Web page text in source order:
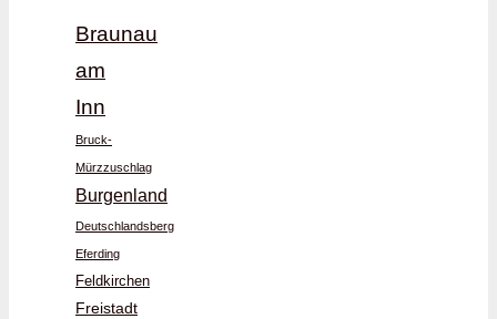
Braunau
am
Inn
Bruck-
Mürzzuschlag
Burgenland
Deutschlandsberg
Eferding
Feldkirchen
Freistadt